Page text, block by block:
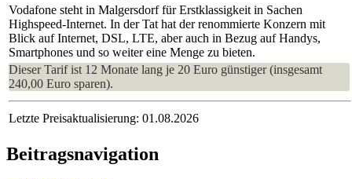
Vodafone steht in Malgersdorf für Erstklassigkeit in Sachen
Highspeed-Internet. In der Tat hat der renommierte Konzern mit
Blick auf Internet, DSL, LTE, aber auch in Bezug auf Handys,
Smartphones und so weiter eine Menge zu bieten.
Dieser Tarif ist 12 Monate lang je 20 Euro günstiger (insgesamt
240,00 Euro sparen).
Letzte Preisaktualisierung: 01.08.2026
Beitragsnavigation